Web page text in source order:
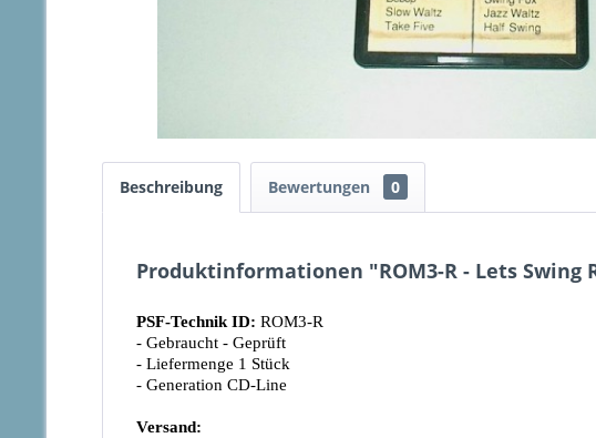
Beschreibung Bewertungen 0
Produktinformationen "ROM3-R - Lets
PSF-Technik ID: ROM3-R
- Gebraucht - Geprüft
- Liefermenge 1 Stück
- Generation CD-Line
Versand: